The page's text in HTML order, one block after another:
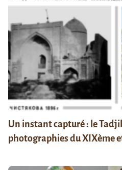
Un instant capturé : le
photographies du XIXème